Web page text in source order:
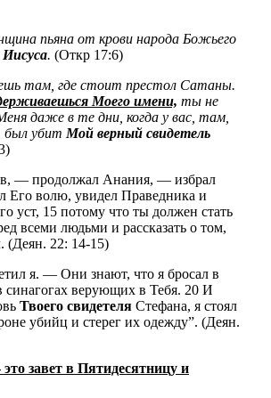
пьяна от крови народа Божьего
Иисуса. (Откр 17:6)
там, где стоит престол Сатаны.
Моего имени, ты не
даже в те дни, когда у вас, там,
убит Мой верный свидетель
— продолжал Анания, — избрал
Его волю, увидел Праведника и
уст, 15 потому что ты должен стать
всеми людьми и рассказать о том,
(Деян. 22: 14-15)
я. — Они знают, что я бросал в
верующих в Тебя. 20 И
Твоего свидетеля Стефана, я стоял
убийц и стерег их одежду”. (Деян.
завет в Пятидесятницу и